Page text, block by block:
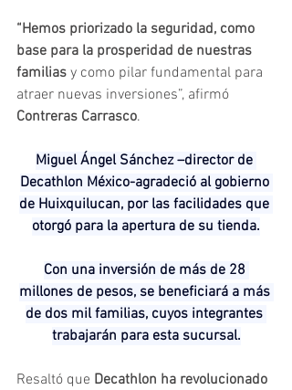
“Hemos priorizado la seguridad, como
base para la prosperidad de nuestras
familias y como pilar fundamental para
atraer nuevas inversiones”, afirmó
Contreras Carrasco.
Miguel Ángel Sánchez –director de
Decathlon México-agradeció al gobierno
de Huixquilucan, por las facilidades que
otorgó para la apertura de su tienda.
Con una inversión de más de 28
millones de pesos, se beneficiará a más
de dos mil familias, cuyos integrantes
trabajarán para esta sucursal.
Resaltó que Decathlon ha revolucionado